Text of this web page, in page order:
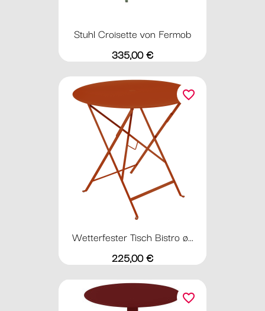
Stuhl Croisette von Fermob
Preis
335,00 €
Wetterfester Tisch Bistro ø...
Preis
225,00 €
favorite_border
favorite_border